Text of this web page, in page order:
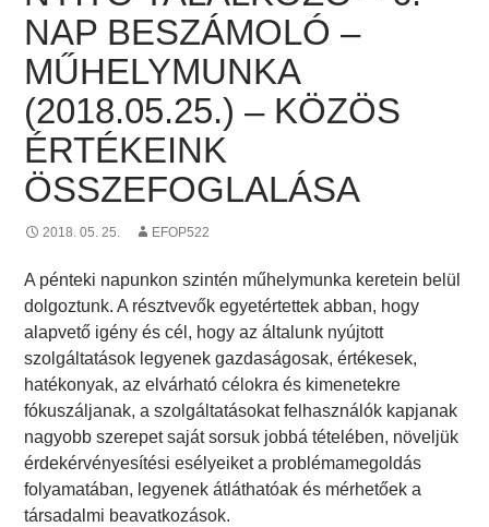
NAP BESZÁMOLÓ –
MŰHELYMUNKA
(2018.05.25.) – KÖZÖS
ÉRTÉKEINK
ÖSSZEFOGLALÁSA
2018. 05. 25. EFOP522
A pénteki napunkon szintén műhelymunka keretein belül
dolgoztunk. A résztvevők egyetértettek abban, hogy
alapvető igény és cél, hogy az általunk nyújtott
szolgáltatások legyenek gazdaságosak, értékesek,
hatékonyak, az elvárható célokra és kimenetekre
fókuszáljanak, a szolgáltatásokat felhasználók kapjanak
nagyobb szerepet saját sorsuk jobbá tételében, növeljük
érdekérvényesítési esélyeiket a problémamegoldás
folyamatában, legyenek átláthatóak és mérhetőek a
társadalmi beavatkozások.